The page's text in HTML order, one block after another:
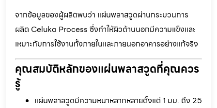
จากข้อมูลของผู้ผลิตพบว่า แผ่นพลาสวูดผ่านกระบวนการ
ผลิต Celuka Process ซึ่งทำให้ผิวด้านนอกมีความแข็งและ
เหมาะกับการใช้งานทั้งภายในและภายนอกอาคารอย่างแท้จริง
คุณสมบัติหลักของแผ่นพลาสวูดที่คุณควร
รู้
แผ่นพลาสวูดมีความหนาหลากหลายตั้งแต่ 1 มม. ถึง 25